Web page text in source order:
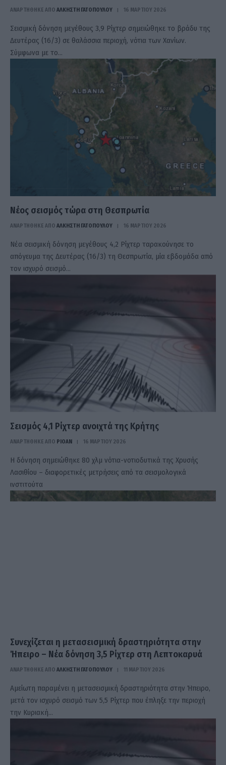
ΑΝΑΡΤΗΘΗΚΕ ΑΠΟ ΆΛΚΗΣΤΗ ΓΑΤΟΠΟΎΛΟΥ 16 ΜΑΡΤΊΟΥ 2026
Σεισμική δόνηση μεγέθους 3,9 Ρίχτερ σημειώθηκε το βράδυ της
Δευτέρας (16/3) σε θαλάσσια περιοχή, νότια των Χανίων.
Σύμφωνα με το…
Νέος σεισμός τώρα στη Θεσπρωτία
ΑΝΑΡΤΗΘΗΚΕ ΑΠΟ ΆΛΚΗΣΤΗ ΓΑΤΟΠΟΎΛΟΥ 16 ΜΑΡΤΊΟΥ 2026
Νέα σεισμική δόνηση μεγέθους 4,2 Ρίχτερ ταρακούνησε το
απόγευμα της Δευτέρας (16/3) τη Θεσπρωτία, μία εβδομάδα από
τον ισχυρό σεισμό…
Σεισμός 4,1 Ρίχτερ ανοιχτά της Κρήτης
ΑΝΑΡΤΗΘΗΚΕ ΑΠΟ PIOAN 16 ΜΑΡΤΊΟΥ 2026
Η δόνηση σημειώθηκε 80 χλμ νότια-νοτιοδυτικά της Χρυσής
Λασιθίου – διαφορετικές μετρήσεις από τα σεισμολογικά
ινστιτούτα
Συνεχίζεται η μετασεισμική δραστηριότητα στην
Ήπειρο – Νέα δόνηση 3,5 Ρίχτερ στη Λεπτοκαρυά
ΑΝΑΡΤΗΘΗΚΕ ΑΠΟ ΆΛΚΗΣΤΗ ΓΑΤΟΠΟΎΛΟΥ 11 ΜΑΡΤΊΟΥ 2026
Αμείωτη παραμένει η μετασεισμική δραστηριότητα στην Ήπειρο,
μετά τον ισχυρό σεισμό των 5,5 Ρίχτερ που έπληξε την περιοχή
την Κυριακή…